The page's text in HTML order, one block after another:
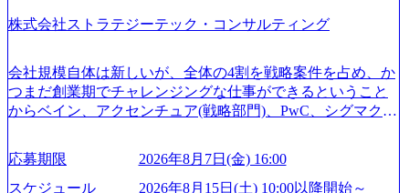
株式会社ストラテジーテック・コンサルティング
会社規模自体は新しいが、全体の4割を戦略案件を占め、か
つまだ創業期でチャレンジングな仕事ができるということ
からベイン、アクセンチュア(戦略部門)、PwC、シグマクシ
が続々ジョインするピュアな戦略を伸ばす新興ファーム。
事業会社機能へ携われる可能性※SaaSプロダクト、地方創
生、メディアなど リモート比率99%、福岡や北海道在中者
応募期限
2026年8月7日(金) 16:00
スケジュール
2026年8月15日(土) 10:00以降開始～